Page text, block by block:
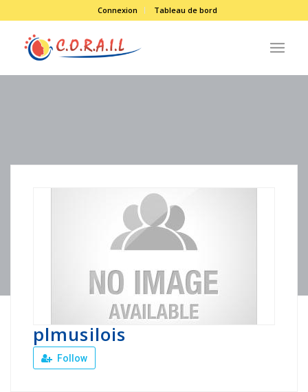
Connexion Tableau de bord
plmusilois
Follow